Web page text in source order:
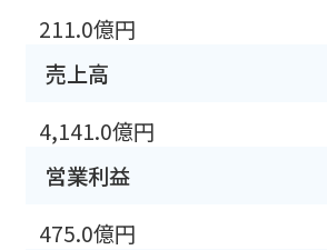
211.0億円
売上高
4,141.0億円
営業利益
475.0億円